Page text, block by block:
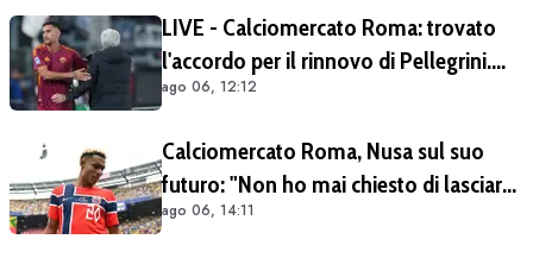
LIVE - Calciomercato Roma: trovato
l'accordo per il rinnovo di Pellegrini.
Prolungamento di un solo anno
ago 06, 12:12
Calciomercato Roma, Nusa sul suo
futuro: "Non ho mai chiesto di lasciare
il Lipsia". Giallorossi ancora al lavoro
ago 06, 14:11